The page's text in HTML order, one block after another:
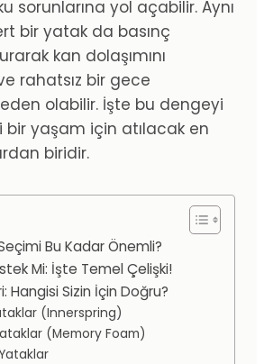
sorunlarına yol açabilir. Aynı
bir yatak da basınç
kan dolaşımını
rahatsız bir gece
olabilir. İşte bu dengeyi
bir yaşam için atılacak en
biridir.
Bu Kadar Önemli?
Mi: İşte Temel Çelişki!
Hangisi Sizin İçin Doğru?
(Innerspring)
(Memory Foam)